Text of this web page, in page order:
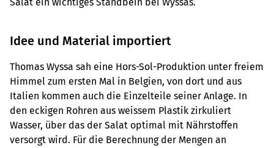
Idee und Material importiert
Thomas Wyssa sah eine Hors-Sol-Produktion unter freiem
Himmel zum ersten Mal in Belgien, von dort und aus
Italien kommen auch die Einzelteile seiner Anlage. In
den eckigen Rohren aus weissem Plastik zirkuliert
Wasser, über das der Salat optimal mit Nährstoffen
versorgt wird. Für die Berechnung der Mengen an